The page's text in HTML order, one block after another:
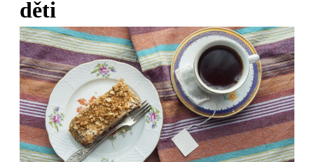
děti